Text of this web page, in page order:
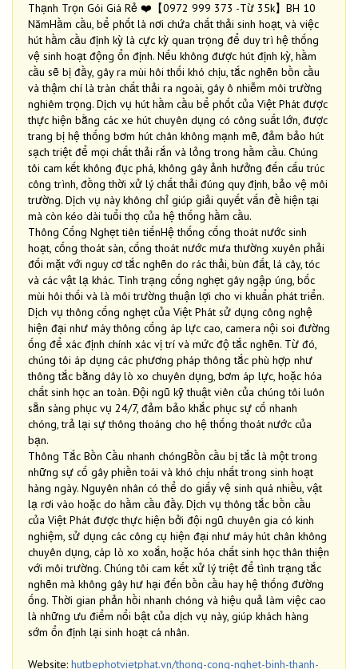
Thạnh Trọn Gói Giá Rẻ ❤️【0972 999 373 -Từ 35k】BH 10
NămHầm cầu, bể phốt là nơi chứa chất thải sinh hoạt, và việc
hút hầm cầu định kỳ là cực kỳ quan trọng để duy trì hệ thống
vệ sinh hoạt động ổn định. Nếu không được hút định kỳ, hầm
cầu sẽ bị đầy, gây ra mùi hôi thối khó chịu, tắc nghẽn bồn cầu
và thậm chí là tràn chất thải ra ngoài, gây ô nhiễm môi trường
nghiêm trọng. Dịch vụ hút hầm cầu bể phốt của Việt Phát được
thực hiện bằng các xe hút chuyên dụng có công suất lớn, được
trang bị hệ thống bơm hút chân không mạnh mẽ, đảm bảo hút
sạch triệt để mọi chất thải rắn và lỏng trong hầm cầu. Chúng
tôi cam kết không đục phá, không gây ảnh hưởng đến cấu trúc
công trình, đồng thời xử lý chất thải đúng quy định, bảo vệ môi
trường. Dịch vụ này không chỉ giúp giải quyết vấn đề hiện tại
mà còn kéo dài tuổi thọ của hệ thống hầm cầu.
Thông Cống Nghẹt tiên tiếnHệ thống cống thoát nước sinh
hoạt, cống thoát sàn, cống thoát nước mưa thường xuyên phải
đối mặt với nguy cơ tắc nghẽn do rác thải, bùn đất, lá cây, tóc
và các vật lạ khác. Tình trạng cống nghẹt gây ngập úng, bốc
mùi hôi thối và là môi trường thuận lợi cho vi khuẩn phát triển.
Dịch vụ thông cống nghẹt của Việt Phát sử dụng công nghệ
hiện đại như máy thông cống áp lực cao, camera nội soi đường
ống để xác định chính xác vị trí và mức độ tắc nghẽn. Từ đó,
chúng tôi áp dụng các phương pháp thông tắc phù hợp như
thông tắc bằng dây lò xo chuyên dụng, bơm áp lực, hoặc hóa
chất sinh học an toàn. Đội ngũ kỹ thuật viên của chúng tôi luôn
sẵn sàng phục vụ 24/7, đảm bảo khắc phục sự cố nhanh
chóng, trả lại sự thông thoáng cho hệ thống thoát nước của
bạn.
Thông Tắc Bồn Cầu nhanh chóngBồn cầu bị tắc là một trong
những sự cố gây phiền toái và khó chịu nhất trong sinh hoạt
hàng ngày. Nguyên nhân có thể do giấy vệ sinh quá nhiều, vật
lạ rơi vào hoặc do hầm cầu đầy. Dịch vụ thông tắc bồn cầu
của Việt Phát được thực hiện bởi đội ngũ chuyên gia có kinh
nghiệm, sử dụng các công cụ hiện đại như máy hút chân không
chuyên dụng, cáp lò xo xoắn, hoặc hóa chất sinh học thân thiện
với môi trường. Chúng tôi cam kết xử lý triệt để tình trạng tắc
nghẽn mà không gây hư hại đến bồn cầu hay hệ thống đường
ống. Thời gian phản hồi nhanh chóng và hiệu quả làm việc cao
là những ưu điểm nổi bật của dịch vụ này, giúp khách hàng
sớm ổn định lại sinh hoạt cá nhân.
Website: hutbephotvietphat.vn/thong-cong-nghet-binh-thanh-